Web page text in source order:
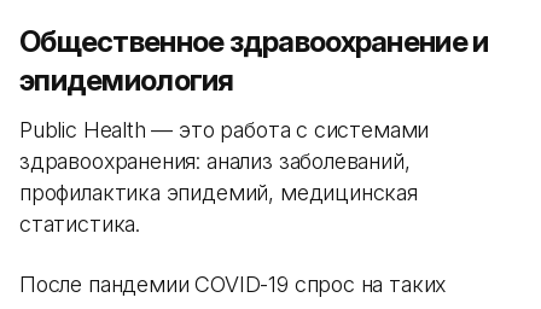
Общественное здравоохранение и
эпидемиология
Public Health — это работа с системами
здравоохранения: анализ заболеваний,
профилактика эпидемий, медицинская
статистика.
После пандемии COVID-19 спрос на таких